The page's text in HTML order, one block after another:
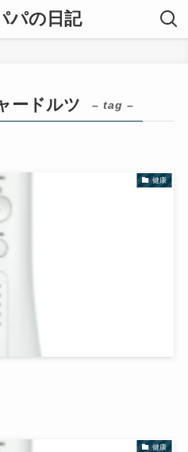
パの日記
ードルツ – tag –
健康
健康